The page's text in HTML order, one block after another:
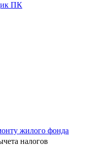
ПК
жилого фонда
налогов